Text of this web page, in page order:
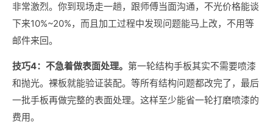
非常激烈。你到现场走一趟，跟师傅当面沟通，不光价格能谈
下来10%~20%，而且加工过程中发现问题能马上改，不用等
邮件来回。
技巧4：不急着做表面处理。 第一轮结构手板其实不需要喷漆
和抛光。裸板就能验证装配。等所有结构问题都改完了，最后
一批手板再做完整的表面处理。这样至少能省一轮打磨喷漆的
费用。